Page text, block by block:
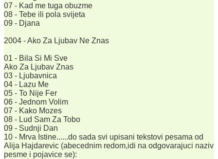
07 - Kad me tuga obuzme
08 - Tebe ili pola svijeta
09 - Djana
2004 - Ako Za Ljubav Ne Znas
01 - Bila Si Mi Sve
Ako Za Ljubav Znas
03 - Ljubavnica
04 - Lazu Me
05 - To Nije Fer
06 - Jednom Volim
07 - Kako Mozes
08 - Lud Sam Za Tobo
09 - Sudnji Dan
10 - Mrva Istine......do sada svi upisani tekstovi pesama od
Alija Hajdarevic (abecednim redom,idi na odgovarajuci naziv
pesme i pojavice se):